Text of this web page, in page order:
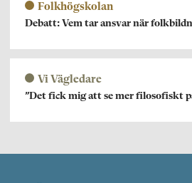
Folkhögskolan
Debatt: Vem tar ansvar när
Vi Vägledare
”Det fick mig att se mer filosofiskt